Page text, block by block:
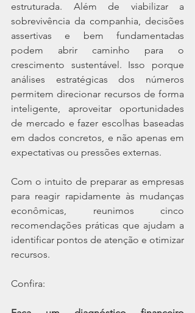
estruturada. Além de viabilizar a
sobrevivência da companhia, decisões
assertivas e bem fundamentadas
podem abrir caminho para o
crescimento sustentável. Isso porque
análises estratégicas dos números
permitem direcionar recursos de forma
inteligente, aproveitar oportunidades
de mercado e fazer escolhas baseadas
em dados concretos, e não apenas em
expectativas ou pressões externas.
Com o intuito de preparar as empresas
para reagir rapidamente às mudanças
econômicas, reunimos cinco
recomendações práticas que ajudam a
identificar pontos de atenção e otimizar
recursos.
Confira: